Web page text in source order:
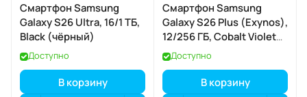
Смартфон Samsung
Galaxy S26 Ultra, 16/1 ТБ,
Black (чёрный)
Доступно
В корзину
Смартфон Samsung
Galaxy S26 Plus (Exynos),
12/256 ГБ, Cobalt Violet
(кобальтовый
фиолетовый)
Доступно
В корзину